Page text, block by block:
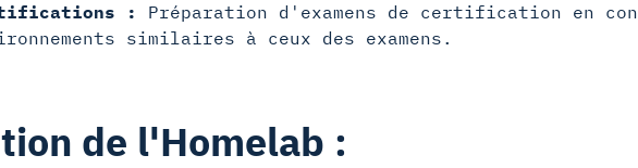
:
Préparation d'examens de certification en
similaires à ceux des examens.
de l'Homelab :